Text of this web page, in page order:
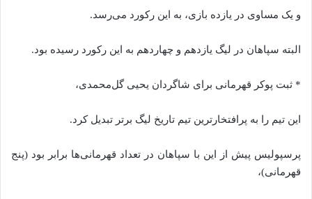
و یک مساوی در یازده بازی، به این رکورد می‌رسد.
البته سپاهان در لیگ یازدهم و چهاردهم به این رکورد رسیده بود.
* ثبت پوکر قهرمانی برای شاگردان یحیی گل‌محمدی،
این تیم را به پرافتخارترین تیم تاریخ لیگ برتر تبدیل کرد.
پرسپولیس پیش از این با سپاهان در تعداد قهرمانی‌ها برابر بود (پنج
قهرمانی)،